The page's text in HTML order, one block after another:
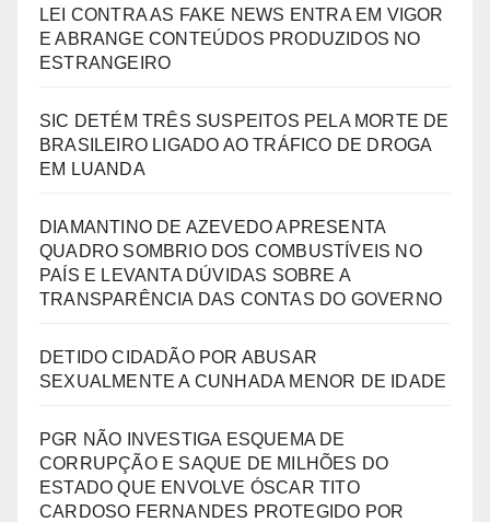
LEI CONTRA AS FAKE NEWS ENTRA EM VIGOR
E ABRANGE CONTEÚDOS PRODUZIDOS NO
ESTRANGEIRO
SIC DETÉM TRÊS SUSPEITOS PELA MORTE DE
BRASILEIRO LIGADO AO TRÁFICO DE DROGA
EM LUANDA
DIAMANTINO DE AZEVEDO APRESENTA
QUADRO SOMBRIO DOS COMBUSTÍVEIS NO
PAÍS E LEVANTA DÚVIDAS SOBRE A
TRANSPARÊNCIA DAS CONTAS DO GOVERNO
DETIDO CIDADÃO POR ABUSAR
SEXUALMENTE A CUNHADA MENOR DE IDADE
PGR NÃO INVESTIGA ESQUEMA DE
CORRUPÇÃO E SAQUE DE MILHÕES DO
ESTADO QUE ENVOLVE ÓSCAR TITO
CARDOSO FERNANDES PROTEGIDO POR